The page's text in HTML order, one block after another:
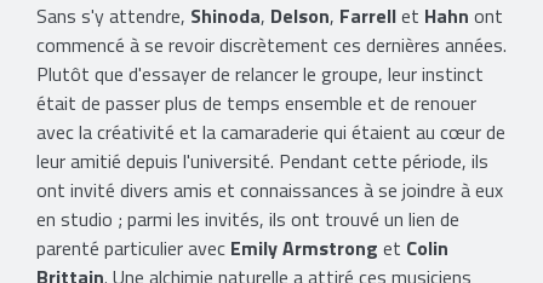
Sans s'y attendre, Shinoda, Delson, Farrellet Hahn ont
commencé à se revoir discrètement ces dernières années.
Plutôt que d'essayer de relancer le groupe, leur instinct
était de passer plus de temps ensemble et de renouer
avec la créativité et la camaraderie qui étaient au cœur de
leur amitié depuis l'université. Pendant cette période, ils
ont invité divers amis et connaissances à se joindre à eux
en studio ; parmi les invités, ils ont trouvé un lien de
parenté particulier avec Emily Armstrong et Colin